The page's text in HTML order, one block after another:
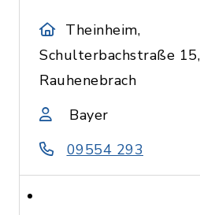
Theinheim,
Schulterbachstraße
Rauhenebrach
Bayer
09554 293